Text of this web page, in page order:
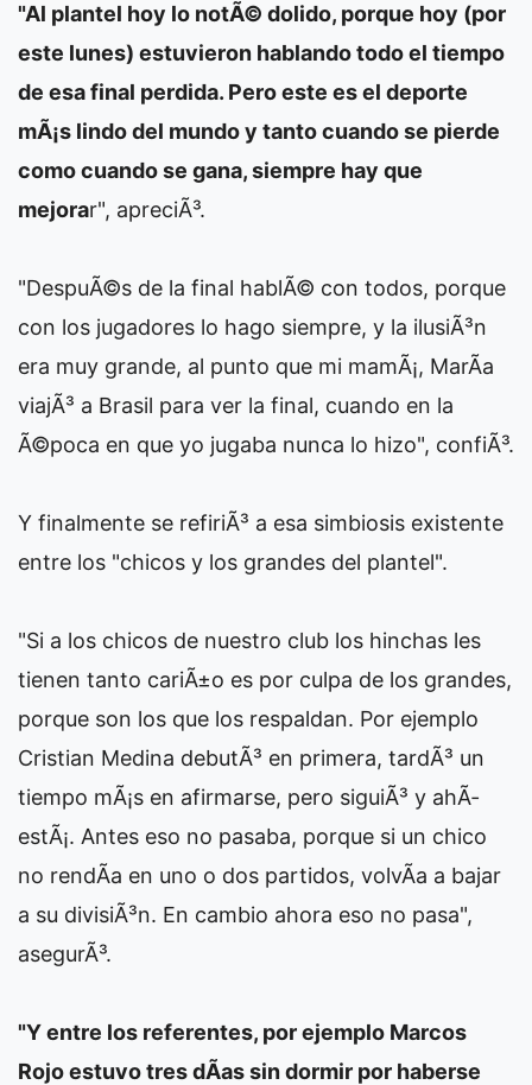
"Al plantel hoy lo notÃ© dolido, porque hoy (por
este lunes) estuvieron hablando todo el tiempo
de esa final perdida. Pero este es el deporte
mÃ¡s lindo del mundo y tanto cuando se pierde
como cuando se gana, siempre hay que
mejorar", apreciÃ³.
"DespuÃ©s de la final hablÃ© con todos, porque
con los jugadores lo hago siempre, y la ilusiÃ³n
era muy grande, al punto que mi mamÃ¡, MarÃ­a
viajÃ³ a Brasil para ver la final, cuando en la
Ã©poca en que yo jugaba nunca lo hizo", confiÃ³.
Y finalmente se refiriÃ³ a esa simbiosis existente
entre los "chicos y los grandes del plantel".
"Si a los chicos de nuestro club los hinchas les
tienen tanto cariÃ±o es por culpa de los grandes,
porque son los que los respaldan. Por ejemplo
Cristian Medina debutÃ³ en primera, tardÃ³ un
tiempo mÃ¡s en afirmarse, pero siguiÃ³ y ahÃ­
estÃ¡. Antes eso no pasaba, porque si un chico
no rendÃ­a en uno o dos partidos, volvÃ­a a bajar
a su divisiÃ³n. En cambio ahora eso no pasa",
asegurÃ³.
"Y entre los referentes, por ejemplo Marcos
Rojo estuvo tres dÃ­as sin dormir por haberse